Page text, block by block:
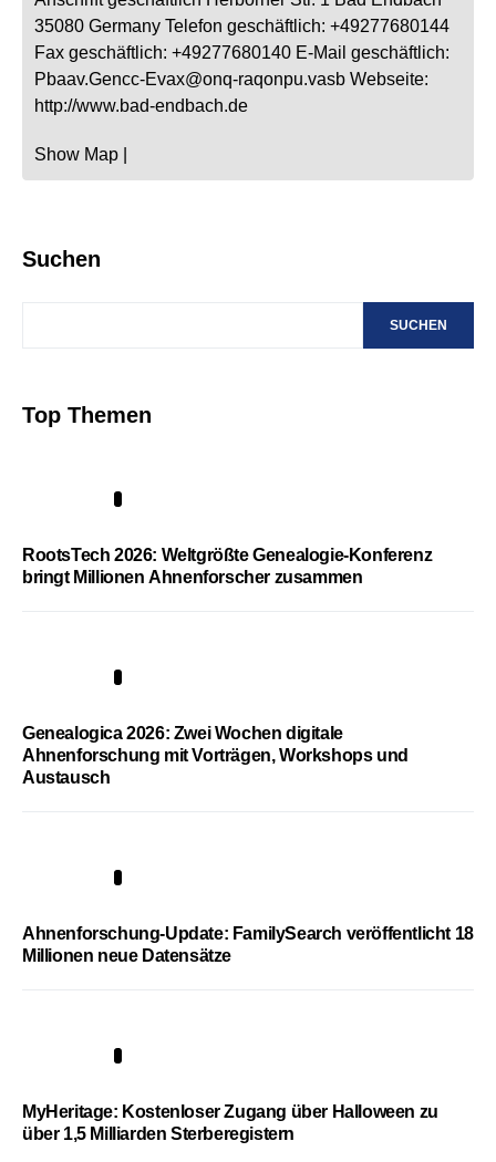
35080 Germany Telefon geschäftlich: +49277680144
Fax geschäftlich: +49277680140 E-Mail geschäftlich:
Pbaav.Gencc-Evax@onq-raqonpu.vasb Webseite:
http://www.bad-endbach.de
Show Map
Suchen
SUCHEN
Top Themen
RootsTech 2026: Weltgrößte Genealogie-Konferenz
bringt Millionen Ahnenforscher zusammen
Genealogica 2026: Zwei Wochen digitale
Ahnenforschung mit Vorträgen, Workshops und
Austausch
Ahnenforschung-Update: FamilySearch veröffentlicht 18
Millionen neue Datensätze
MyHeritage: Kostenloser Zugang über Halloween zu
über 1,5 Milliarden Sterberegistern